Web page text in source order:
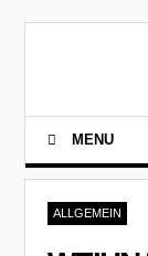
MENU
ALLGEMEIN